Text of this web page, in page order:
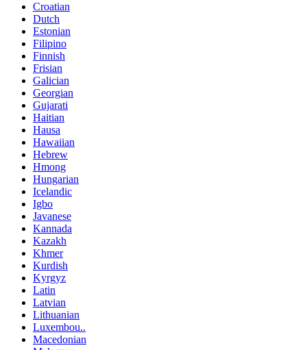
Croatian
Dutch
Estonian
Filipino
Finnish
Frisian
Galician
Georgian
Gujarati
Haitian
Hausa
Hawaiian
Hebrew
Hmong
Hungarian
Icelandic
Igbo
Javanese
Kannada
Kazakh
Khmer
Kurdish
Kyrgyz
Latin
Latvian
Lithuanian
Luxembou..
Macedonian